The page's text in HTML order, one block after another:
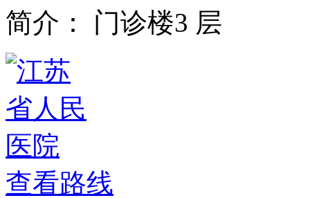
简介：
门诊楼3 层
查看路线